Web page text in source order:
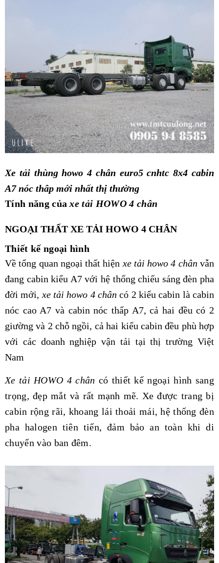
Xe tải thùng howo 4 chân euro5 cnhtc 8x4 cabin
A7 nóc thâp mới nhất thị thường
Tính năng củaxe tải HOWO 4 chân
NGOẠI THẤT XE TẢI HOWO 4 CHÂN
Thiết kế ngoại hình
Về tổng quan ngoại thất hiệnxe tải howo 4 chân vẫn
đang cabin kiểu A7 với hệ thống chiếu sáng đèn pha
đời mới,xe tải howo 4 chân có 2 kiểu cabin là cabin
nóc cao A7 và cabin nóc thấp A7, cả hai đều có 2
giường và 2 chỗ ngồi, cả hai kiểu cabin đều phù hợp
với các doanh nghiệp vận tải tại thị trường Việt
Nam
Xe tải HOWO 4 chân có thiết kế ngoại hình sang
trọng, đẹp mắt và rất mạnh mẽ. Xe được trang bị
cabin rộng rãi, khoang lái thoải mái, hệ thống đèn
pha halogen tiên tiến, đảm bảo an toàn khi di
chuyển vào ban đêm.